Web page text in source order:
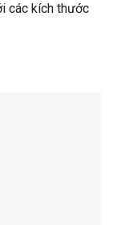
các kích thước